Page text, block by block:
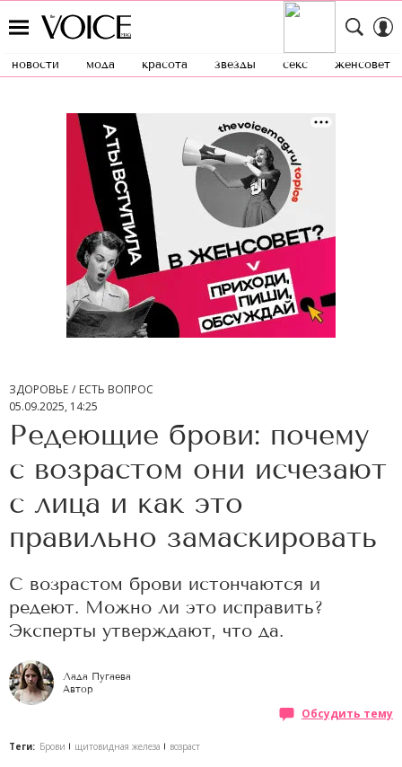
новости мода красота звезды секс женсовет
ЗДОРОВЬЕ
ЕСТЬ ВОПРОС
05.09.2025, 14:25
Редеющие брови: почему
с возрастом они исчезают
с лица и как это
правильно замаскировать
С возрастом брови истончаются и
редеют. Можно ли это исправить?
Эксперты утверждают, что да.
Лада Пугаева
Автор
Обсудить тему
Теги: Брови щитовидная железа возраст